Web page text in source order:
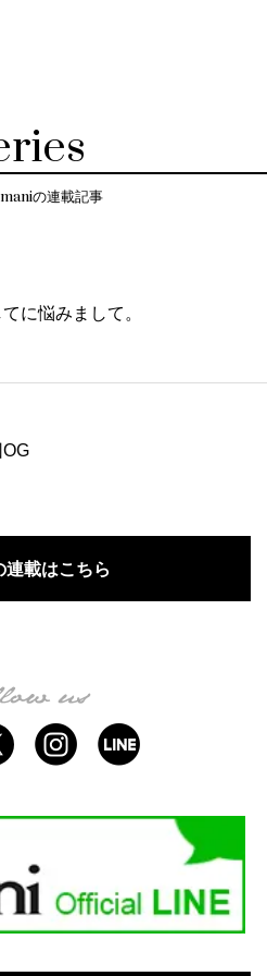
の連載記事
に悩みまして。
連載はこちら